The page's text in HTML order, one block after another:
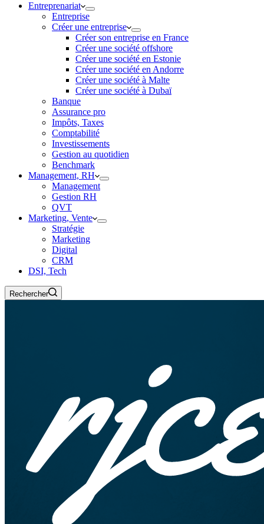
Entreprenariat
Entreprise
Créer une entreprise
Créer son entreprise en France
Créer une société offshore
Créer une société en Estonie
Créer une société en Andorre
Créer une société à Malte
Créer une société à Dubaï
Banque
Assurance pro
Impôts, Taxes
Comptabilité
Investissements
Gestion au quotidien
Benchmark
Management, RH
Management
Gestion RH
QVT
Marketing, Vente
Stratégie
Marketing
Digital
CRM
DSI, Tech
Rechercher